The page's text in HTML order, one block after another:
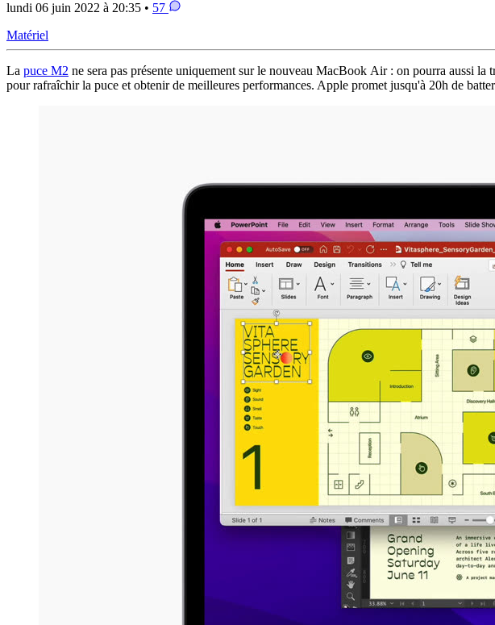
lundi 06 juin 2022 à 20:35 • 57
Matériel
La puce M2 ne sera pas présente uniquement sur le nouveau MacBook Air : on pourra aussi
pour rafraîchir la puce et obtenir de meilleures performances. Apple promet jusqu'à 20h de